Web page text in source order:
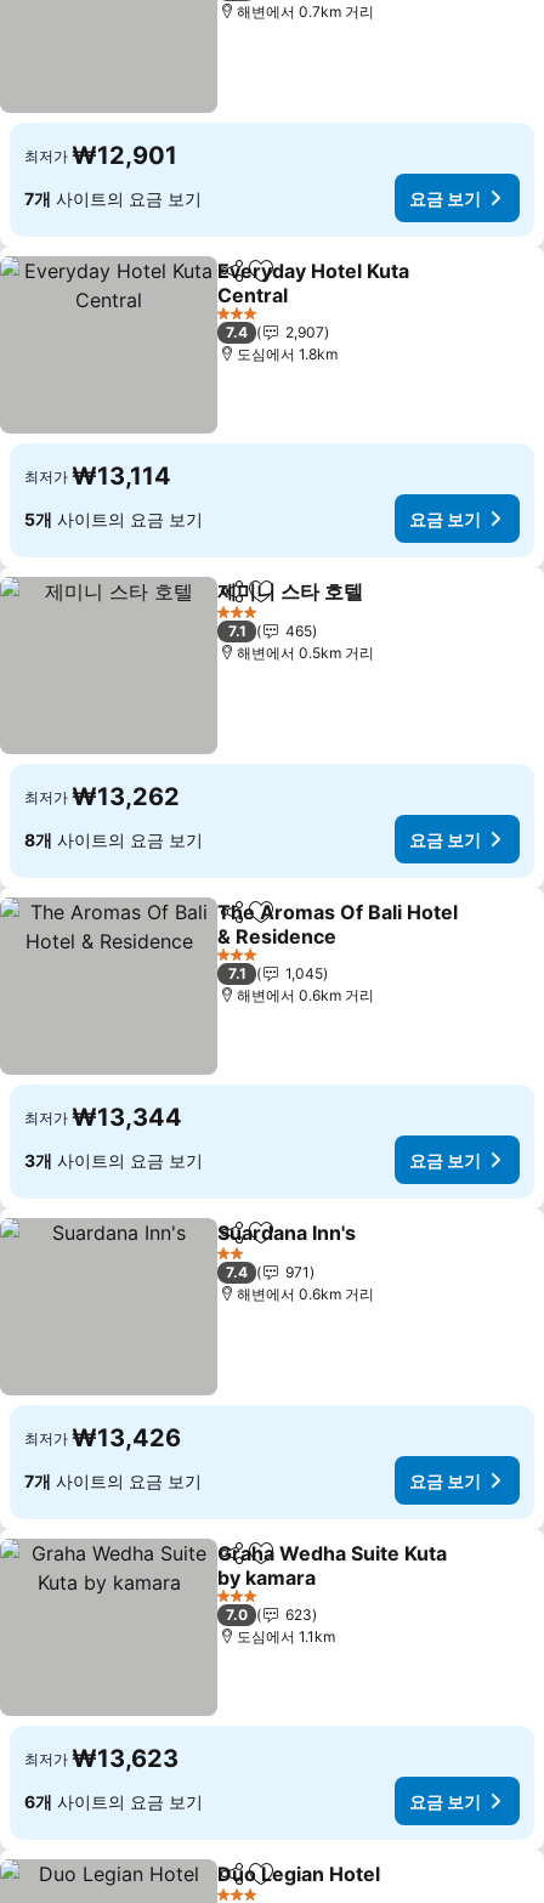
해변에서 0.7km 거리
최저가 ₩12,901
7개 사이트의 요금 보기 요금 보기
공유 즐겨찾기에 추가
Everyday Hotel Kuta
Central
3 성급
7.4
2,907
도심에서 1.8km
최저가 ₩13,114
5개 사이트의 요금 보기 요금 보기
공유 즐겨찾기에 추가
제미니 스타 호텔
3 성급
7.1
465
해변에서 0.5km 거리
최저가 ₩13,262
8개 사이트의 요금 보기 요금 보기
공유 즐겨찾기에 추가
The Aromas Of Bali Hotel
& Residence
3 성급
7.1
1,045
해변에서 0.6km 거리
최저가 ₩13,344
3개 사이트의 요금 보기 요금 보기
공유 즐겨찾기에 추가
Suardana Inn's
2 성급
7.4
971
해변에서 0.6km 거리
최저가 ₩13,426
7개 사이트의 요금 보기 요금 보기
공유 즐겨찾기에 추가
Graha Wedha Suite Kuta
by kamara
3 성급
7.0
623
도심에서 1.1km
최저가 ₩13,623
6개 사이트의 요금 보기 요금 보기
공유 즐겨찾기에 추가
Duo Legian Hotel